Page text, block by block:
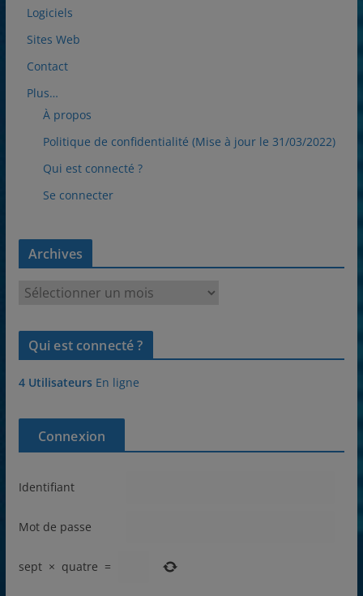
Logiciels
Sites Web
Contact
Plus…
À propos
Politique de confidentialité (Mise à jour le 31/03/2022)
Qui est connecté ?
Se connecter
Archives
c
v
Qui est connecté ?
4 Utilisateurs En ligne
Connexion
Identifiant
Mot de passe
sept × quatre =